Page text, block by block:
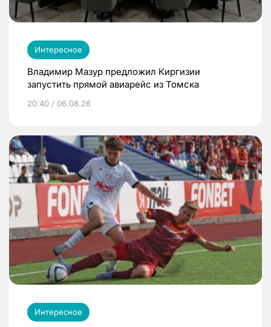
Интересное
Владимир Мазур предложил Киргизии
запустить прямой авиарейс из Томска
20:40 / 06.08.26
Интересное